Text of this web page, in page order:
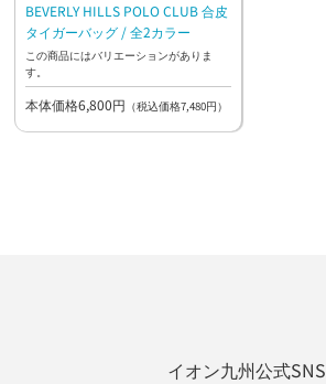
BEVERLY HILLS POLO CLUB 合皮
タイガーバッグ / 全2カラー
この商品にはバリエーションがありま
す。
本体価格6,800円 （税込価格7,480円）
イオン九州公式SNS